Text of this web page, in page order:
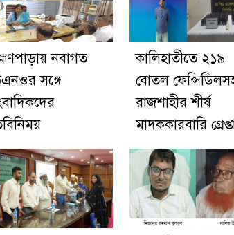
নবাগত
সঙ্গে
কালিহাতীতে ২১৯
বোতল
রাজশাহীর শীর্ষ
মাদককারবারি